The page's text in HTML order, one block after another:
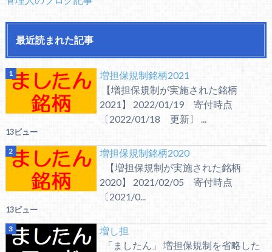
最近読まれた記事
増担保規制銘柄2021
【増担保規制が実施された銘柄
2021】 2022/01/19 寄付時点
〔2022/01/18 更新〕 ...
13ビュー
増担保規制銘柄2020
【増担保規制が実施された銘柄
2020】 2021/02/05 寄付時点
〔2021/0...
13ビュー
増し担
「ましたん」 増担保規制を省略した